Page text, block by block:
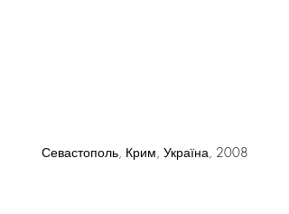
Севастополь, Крим, Україна, 2008